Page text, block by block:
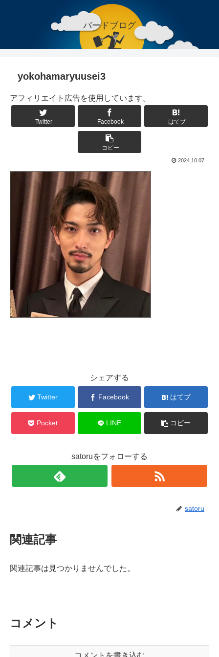
バードブログ
yokohamaryuusei3
アフィリエイト広告を使用しています。
Twitter Facebook はてブ
コピー
2024.10.07
シェアする
Twitter Facebook はてブ
Pocket LINE コピー
satoruをフォローする
satoru
関連記事
関連記事は見つかりませんでした。
コメント
コメントを書き込む